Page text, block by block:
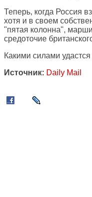
Теперь, когда Россия
хотя и в своем
"пятая колонна",
средоточие
Какими силами
Источник: Daily Mail